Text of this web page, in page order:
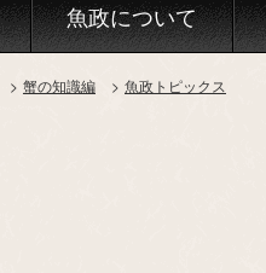
魚政について
蟹の知識編
魚政トピックス